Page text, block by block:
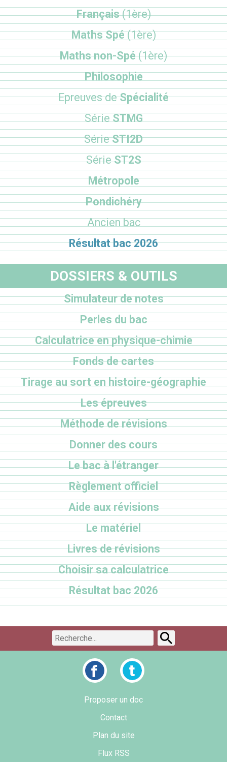
Français(1ère)
Maths Spé(1ère)
Maths non-Spé(1ère)
Philosophie
Epreuves deSpécialité
SérieSTMG
SérieSTI2D
SérieST2S
Métropole
Pondichéry
Ancien bac
Résultat bac 2026
DOSSIERS & OUTILS
Simulateur de notes
Perles du bac
Calculatrice en physique-chimie
Fonds de cartes
Tirage au sort en histoire-géographie
Les épreuves
Méthode de révisions
Donner des cours
Le bac à l'étranger
Règlement officiel
Aide aux révisions
Le matériel
Livres de révisions
Choisir sa calculatrice
Résultat bac 2026
Proposer un doc
Contact
Plan du site
Flux RSS